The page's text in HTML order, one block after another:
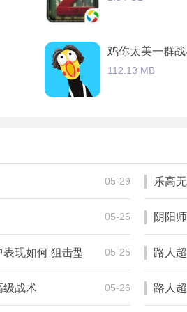
鸡你太美一群战
112.13 MB
05-29 乐高
05-25 阴阳
现如何 狙击型选手解析
05-25 路人
级战术 05-26 路人